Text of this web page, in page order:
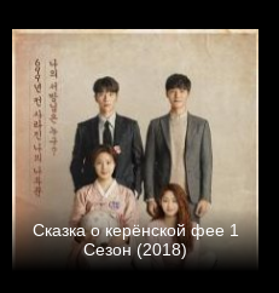
Сказка о керёнской фее 1
Сезон (2018)